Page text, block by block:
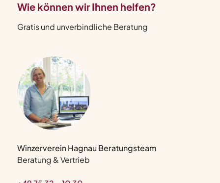
Wie können wir Ihnen helfen?
Gratis und unverbindliche Beratung
Winzerverein Hagnau Beratungsteam
Beratung & Vertrieb